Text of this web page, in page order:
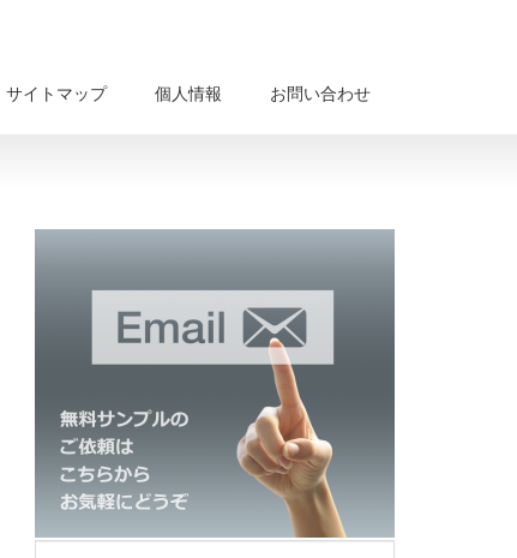
サイトマップ 個人情報 お問い合わせ